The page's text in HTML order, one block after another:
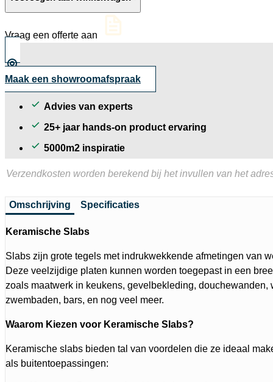
Vraag een offerte aan
Maak een showroomafspraak
Advies van experts
25+ jaar hands-on product ervaring
5000m2 inspiratie
Verzendkosten worden berekend bij het invullen van het
Omschrijving Specificaties
Keramische Slabs
Slabs zijn grote tegels met indrukwekkende afmetingen van
Deze veelzijdige platen kunnen worden toegepast in een
zoals maatwerk in keukens, gevelbekleding, douchewanden,
zwembaden, bars, en nog veel meer.
Waarom Kiezen voor Keramische Slabs?
Keramische slabs bieden tal van voordelen die ze ideaal
als buitentoepassingen: